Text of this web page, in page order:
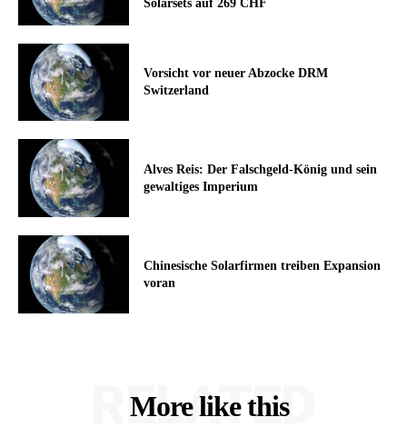
Solarsets auf 269 CHF
Vorsicht vor neuer Abzocke DRM
Switzerland
Alves Reis: Der Falschgeld-König und sein
gewaltiges Imperium
Chinesische Solarfirmen treiben Expansion
voran
More like this
RELATED